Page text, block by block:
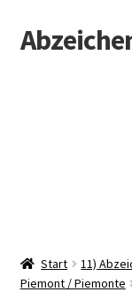
Zur
Navigation
Zum
Inhalt
Start 11)
Piemont / Piemonte